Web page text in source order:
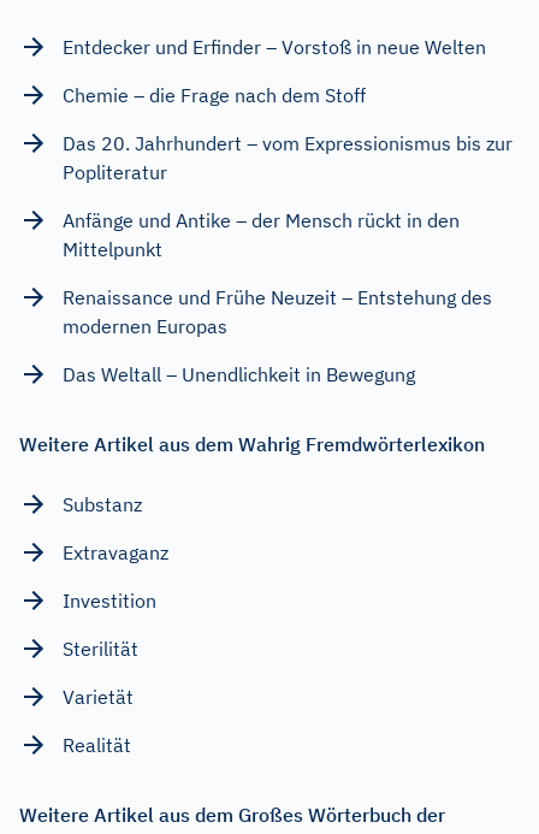
Entdecker und Erfinder – Vorstoß in neue Welten
Chemie – die Frage nach dem Stoff
Das 20. Jahrhundert – vom Expressionismus bis zur
Popliteratur
Anfänge und Antike – der Mensch rückt in den
Mittelpunkt
Renaissance und Frühe Neuzeit – Entstehung des
modernen Europas
Das Weltall – Unendlichkeit in Bewegung
Weitere Artikel aus dem Wahrig Fremdwörterlexikon
Substanz
Extravaganz
Investition
Sterilität
Varietät
Realität
Weitere Artikel aus dem Großes Wörterbuch der